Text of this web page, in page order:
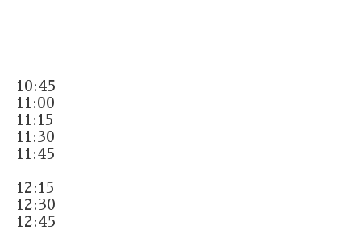
10:45
11:00
11:15
11:30
11:45
12:15
12:30
12:45